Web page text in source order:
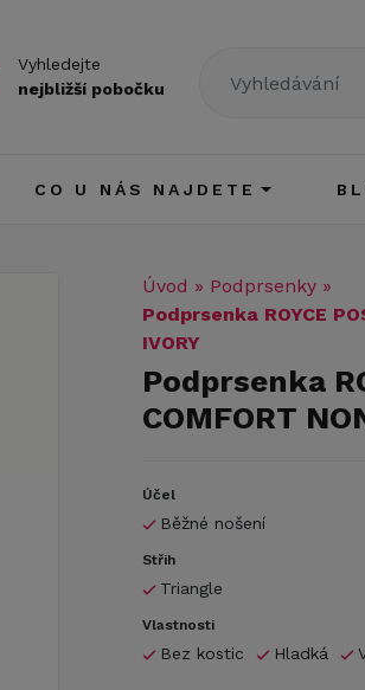
Vyhledejte
nejbližší pobočku
CO U NÁS NAJDETE
Úvod » Podprsenky »
Podprsenka ROYCE
IVORY
Podprsenka
COMFORT
Účel
Běžné nošení
Střih
Triangle
Vlastnosti
Bez kostic Hladká